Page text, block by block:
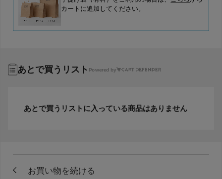
カートに追加してください。
あとで買うリスト Powered by
あとで買うリストに入っている商品はありません